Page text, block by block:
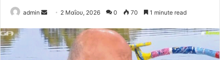
admin
Send
email
2 Μαΐου, 2026 0 70 1 minute read